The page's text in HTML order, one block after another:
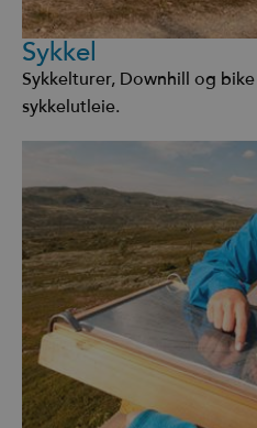
Sykkel
Sykkelturer, Downhill og
sykkelutleie.